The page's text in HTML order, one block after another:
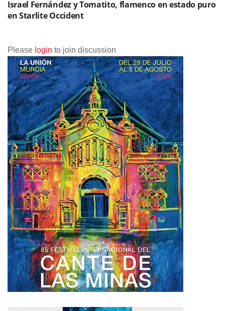
Israel Fernández y Tomatito, flamenco en estado puro
en Starlite Occident
Please login to join discussion